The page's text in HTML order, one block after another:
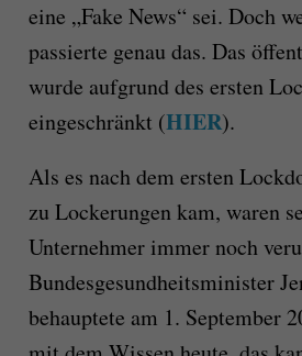
eine „Fake News“ sei. Doch
passierte genau das. Das
wurde aufgrund des ersten
eingeschränkt (HIER).
Als es nach dem ersten
zu Lockerungen kam, waren
Unternehmer immer noch
Bundesgesundheitsminister
behauptete am 1. September